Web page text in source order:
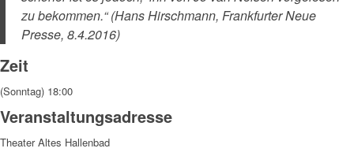
zu bekommen.“(Hans Hirschmann, Frankfurter Neue
Presse, 8.4.2016)
Zeit
(Sonntag) 18:00
Veranstaltungsadresse
Theater Altes Hallenbad